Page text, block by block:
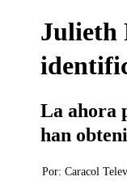
Julieth
La ahora
han
Por: Caracol